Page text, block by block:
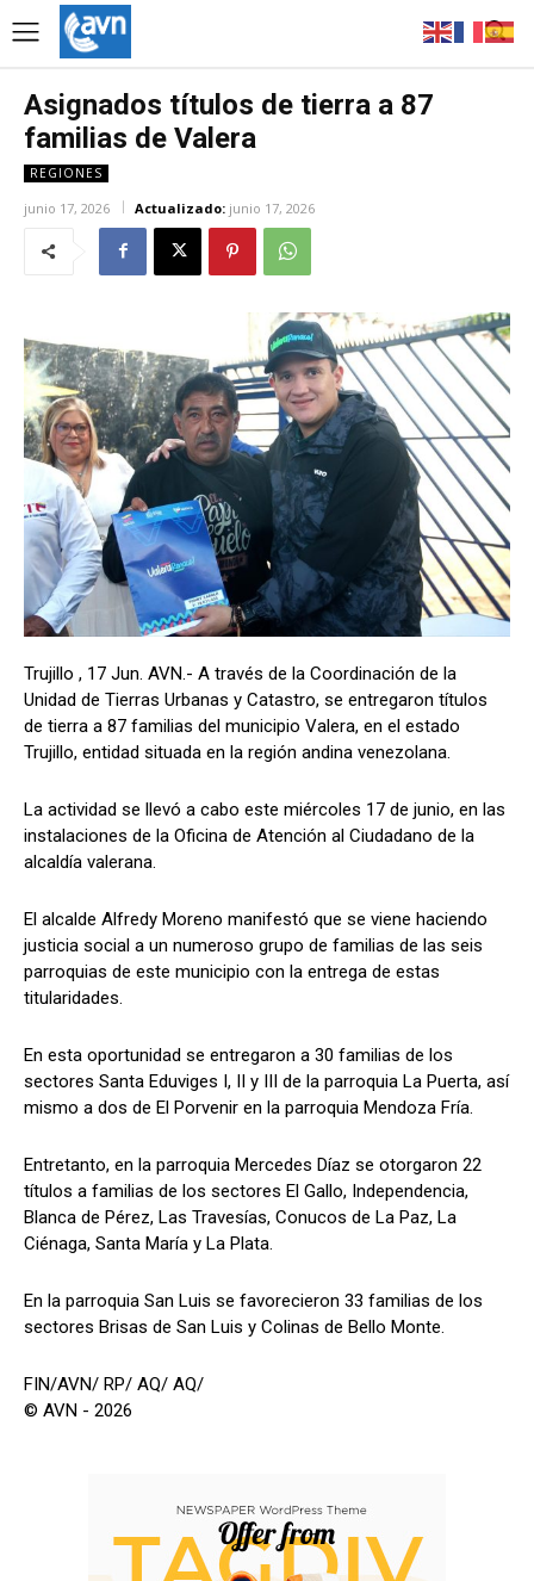
Asignados títulos de tierra a 87
familias de Valera
REGIONES
junio 17, 2026 Actualizado: junio 17, 2026
Trujillo , 17 Jun. AVN.- A través de la Coordinación de la
Unidad de Tierras Urbanas y Catastro, se entregaron títulos
de tierra a 87 familias del municipio Valera, en el estado
Trujillo, entidad situada en la región andina venezolana.
La actividad se llevó a cabo este miércoles 17 de junio, en las
instalaciones de la Oficina de Atención al Ciudadano de la
alcaldía valerana.
El alcalde Alfredy Moreno manifestó que se viene haciendo
justicia social a un numeroso grupo de familias de las seis
parroquias de este municipio con la entrega de estas
titularidades.
En esta oportunidad se entregaron a 30 familias de los
sectores Santa Eduviges I, II y III de la parroquia La Puerta, así
mismo a dos de El Porvenir en la parroquia Mendoza Fría.
Entretanto, en la parroquia Mercedes Díaz se otorgaron 22
títulos a familias de los sectores El Gallo, Independencia,
Blanca de Pérez, Las Travesías, Conucos de La Paz, La
Ciénaga, Santa María y La Plata.
En la parroquia San Luis se favorecieron 33 familias de los
sectores Brisas de San Luis y Colinas de Bello Monte.
FIN/AVN/ RP/ AQ/ AQ/
© AVN - 2026